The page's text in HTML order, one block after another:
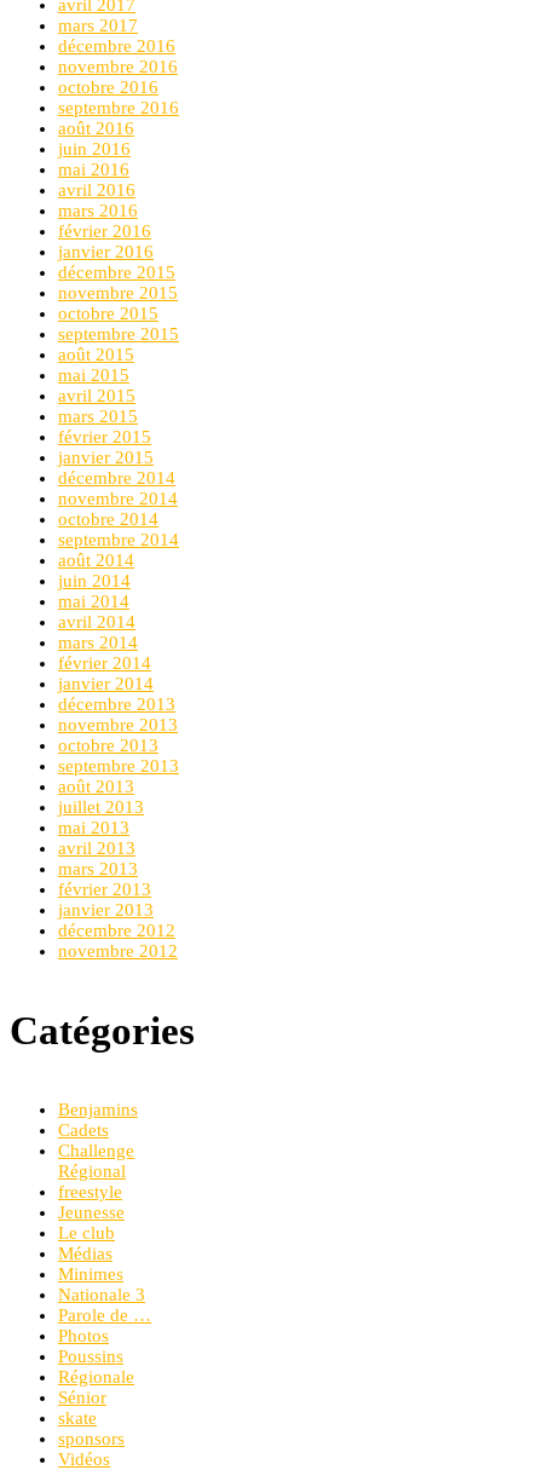
avril 2017
mars 2017
décembre 2016
novembre 2016
octobre 2016
septembre 2016
août 2016
juin 2016
mai 2016
avril 2016
mars 2016
février 2016
janvier 2016
décembre 2015
novembre 2015
octobre 2015
septembre 2015
août 2015
mai 2015
avril 2015
mars 2015
février 2015
janvier 2015
décembre 2014
novembre 2014
octobre 2014
septembre 2014
août 2014
juin 2014
mai 2014
avril 2014
mars 2014
février 2014
janvier 2014
décembre 2013
novembre 2013
octobre 2013
septembre 2013
août 2013
juillet 2013
mai 2013
avril 2013
mars 2013
février 2013
janvier 2013
décembre 2012
novembre 2012
Catégories
Benjamins
Cadets
Challenge
Régional
freestyle
Jeunesse
Le club
Médias
Minimes
Nationale 3
Parole de …
Photos
Poussins
Régionale
Sénior
skate
sponsors
Vidéos